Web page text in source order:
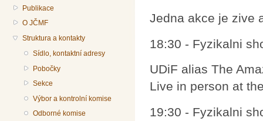
Publikace
O JČMF
Struktura a kontakty
Sídlo, kontaktní adresy
Pobočky
Sekce
Výbor a kontrolní komise
Odborné komise
Jedna akce je zive
18:30 - Fyzikalni
UDiF alias The
Live in person at
19:30 - Fyzikalni